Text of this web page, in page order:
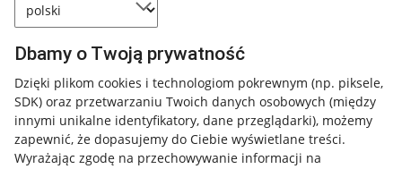
Dbamy o Twoją prywatność
Dzięki plikom cookies i technologiom pokrewnym (np. piksele,
SDK) oraz przetwarzaniu Twoich danych osobowych (między
innymi unikalne identyfikatory, dane przeglądarki), możemy
zapewnić, że dopasujemy do Ciebie wyświetlane treści.
Wyrażając zgodę na przechowywanie informacji na